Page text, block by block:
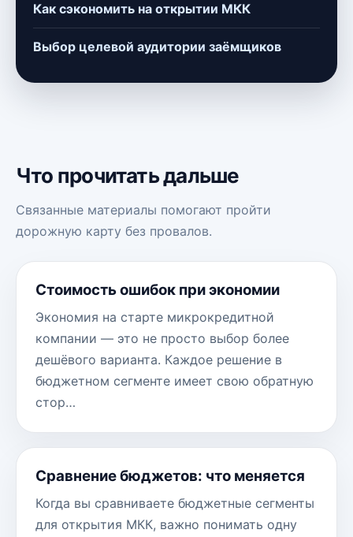
Как сэкономить на открытии МКК
Выбор целевой аудитории заёмщиков
Что прочитать дальше
Связанные материалы помогают пройти
дорожную карту без провалов.
Стоимость ошибок при экономии
Экономия на старте микрокредитной
компании — это не просто выбор более
дешёвого варианта. Каждое решение в
бюджетном сегменте имеет свою обратную
стор…
Сравнение бюджетов: что меняется
Когда вы сравниваете бюджетные сегменты
для открытия МКК, важно понимать одну